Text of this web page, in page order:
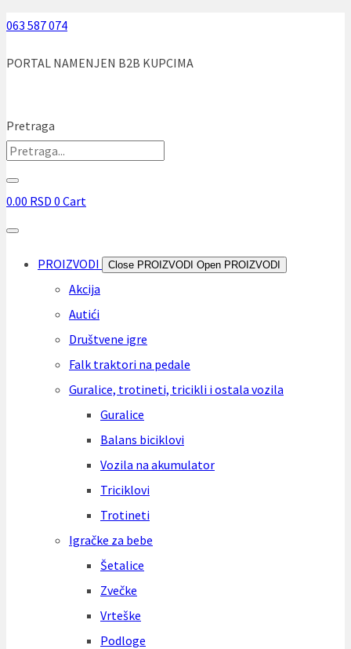
Skip
063 587 074
PORTAL NAMENJEN B2B KUPCIMA
Pretraga
0.00 RSD 0 Cart
PROIZVODI Close PROIZVODI Open PROIZVODI
Akcija
Autići
Društvene igre
Falk traktori na pedale
Guralice, trotineti, tricikli i ostala vozila
Guralice
Balans biciklovi
Vozila na akumulator
Triciklovi
Trotineti
Igračke za bebe
Šetalice
Zvečke
Vrteške
Podloge